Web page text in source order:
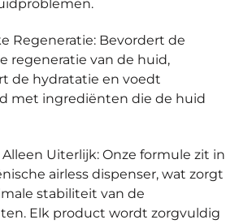
Regeneratie: Bevordert de
regeneratie van de huid,
de hydratatie en voedt
met ingrediënten die de huid
Uiterlijk: Onze formule zit in
airless dispenser, wat zorgt
stabiliteit van de
Elk product wordt zorgvuldig